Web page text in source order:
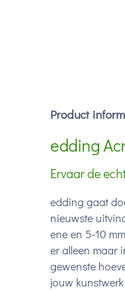
Product
edding
Ervaar de
edding gaat
nieuwste
ene en 5-10
er alleen maar
gewenste
jouw